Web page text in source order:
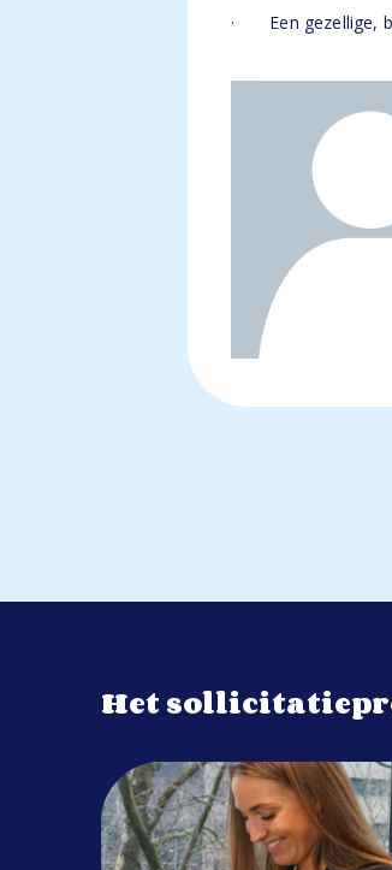
· Een gezellige,
Het